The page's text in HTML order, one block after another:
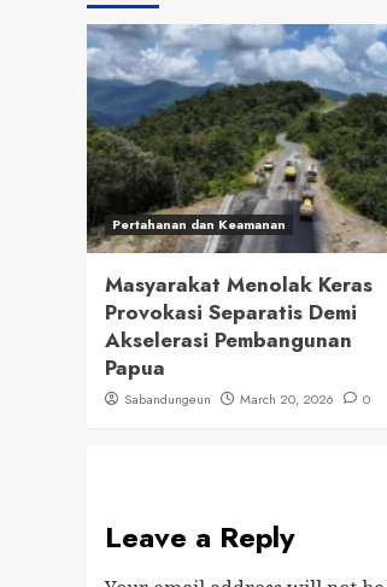
Pertahanan dan Keamanan
Masyarakat Menolak Keras
Provokasi Separatis Demi
Akselerasi Pembangunan
Papua
Sabandungeun March 20, 2026 0
Leave a Reply